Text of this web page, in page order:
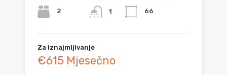
2 1 66
Za iznajmljivanje
€615 Mjesečno